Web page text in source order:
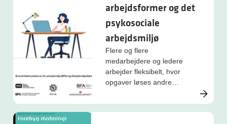
arbejdsformer og det
psykosociale
arbejdsmiljø
Flere og flere
medarbejdere og ledere
arbejder fleksibelt, hvor
opgaver løses andre
arbejdspladsen eller på
tidspunkter, man selv